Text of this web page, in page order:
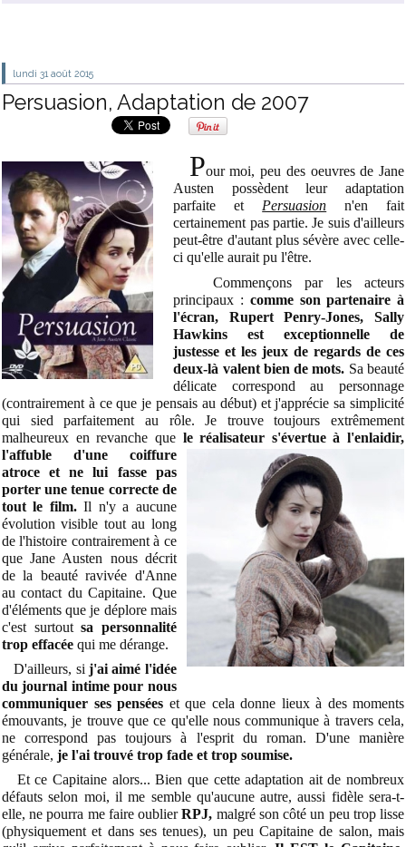
lundi 31 août 2015
Persuasion, Adaptation de 2007
Pour moi, peu des oeuvres de Jane
Austen possèdent leur adaptation
parfaite etPersuasion n'en fait
certainement pas partie. Je suis d'ailleurs
peut-être d'autant plus sévère avec celle-
ci qu'elle aurait pu l'être.
Commençons par les acteurs
principaux : comme son partenaire à
l'écran, Rupert Penry-Jones, Sally
Hawkins est exceptionnelle de
justesse et les jeux de regards de ces
deux-là valent bien de mots. Sa beauté
délicate correspond au personnage
(contrairement à ce que je pensais au début) et j'apprécie sa simplicité
qui sied parfaitement au rôle. Je trouve toujours extrêmement
malheureux en revanche que le réalisateur s'évertue à l'enlaidir,
l'affuble d'une coiffure
atroce et ne lui fasse pas
porter une tenue correcte de
tout le film.Il n'y a aucune
évolution visible tout au long
de l'histoire contrairement à ce
que Jane Austen nous décrit
de la beauté ravivée d'Anne
au contact du Capitaine. Que
d'éléments que je déplore mais
c'est surtoutsa personnalité
trop effacée qui me dérange.
D'ailleurs, sij'ai aimé l'idée
du journal intime pour nous
communiquer ses pensées et que cela donne lieux à des moments
émouvants, je trouve que ce qu'elle nous communique à travers cela,
ne correspond pas toujours à l'esprit du roman. D'une manière
générale, je l'ai trouvé trop fade et trop soumise.
Et ce Capitaine alors... Bien que cette adaptation ait de nombreux
défauts selon moi, il me semble qu'aucune autre, aussi fidèle sera-t-
elle, ne pourra me faire oublierRPJ, malgré son côté un peu trop lisse
(physiquement et dans ses tenues), un peu Capitaine de salon, mais